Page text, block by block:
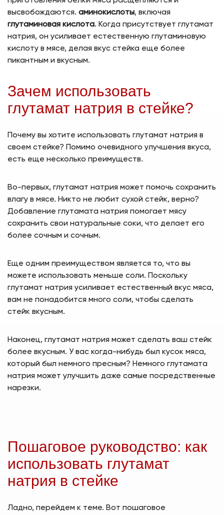
высвобождаются. аминокислоты, включая
глутаминовая кислота. Когда присутствует глутамат
натрия, он усиливает естественную глутаминовую
кислоту в мясе, делая вкус стейка еще более
пикантным и вкусным.
Зачем использовать
глутамат натрия в стейке?
Почему вы хотите использовать глутамат натрия в
своем стейке? Помимо очевидного улучшения вкуса,
есть еще несколько преимуществ.
Во-первых, глутамат натрия может помочь сохранить
влагу в мясе. Никто не любит сухой стейк, верно?
Добавление глутамата натрия помогает мясу
сохранить свои натуральные соки, что делает его
более сочным и сочным.
Еще одним преимуществом является то, что вы
можете использовать меньше соли. Поскольку
глутамат натрия усиливает естественный вкус мяса,
вам не понадобится много соли, чтобы сделать
стейк вкусным.
Наконец, глутамат натрия может сделать ваш стейк
более вкусным. У вас когда-нибудь был кусок мяса,
который был немного пресным? Немного глутамата
натрия может улучшить даже самые посредственные
нарезки.
Пошаговое руководство: как
использовать глутамат
натрия в стейке
Ладно, перейдем к теме. Вот пошаговое